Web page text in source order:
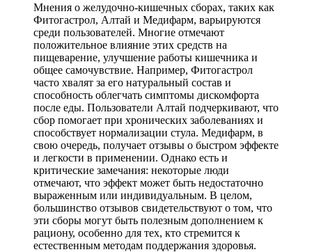
Мнения о желудочно-кишечных сборах, таких как
Фитогастрол, Алтай и Медифарм, варьируются
среди пользователей. Многие отмечают
положительное влияние этих средств на
пищеварение, улучшение работы кишечника и
общее самочувствие. Например, Фитогастрол
часто хвалят за его натуральный состав и
способность облегчать симптомы дискомфорта
после еды. Пользователи Алтай подчеркивают, что
сбор помогает при хронических заболеваниях и
способствует нормализации стула. Медифарм, в
свою очередь, получает отзывы о быстром эффекте
и легкости в применении. Однако есть и
критические замечания: некоторые люди
отмечают, что эффект может быть недостаточно
выраженным или индивидуальным. В целом,
большинство отзывов свидетельствуют о том, что
эти сборы могут быть полезным дополнением к
рациону, особенно для тех, кто стремится к
естественным методам поддержания здоровья.